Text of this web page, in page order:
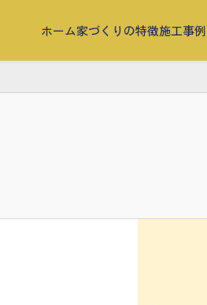
ホーム家づくりの特徴施工事例